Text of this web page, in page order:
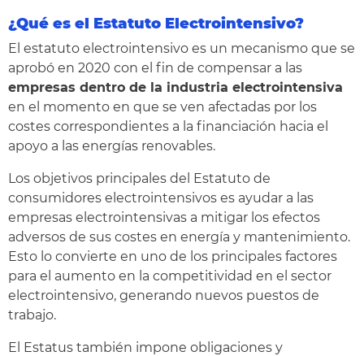
¿Qué es el Estatuto Electrointensivo?
El estatuto electrointensivo es un mecanismo que se
aprobó en 2020 con el fin de compensar a las
empresas dentro de la industria electrointensiva
en el momento en que se ven afectadas por los
costes correspondientes a la financiación hacia el
apoyo a las energías renovables.
Los objetivos principales del Estatuto de
consumidores electrointensivos es ayudar a las
empresas electrointensivas a mitigar los efectos
adversos de sus costes en energía y mantenimiento.
Esto lo convierte en uno de los principales factores
para el aumento en la competitividad en el sector
electrointensivo, generando nuevos puestos de
trabajo.
El Estatus también impone obligaciones y